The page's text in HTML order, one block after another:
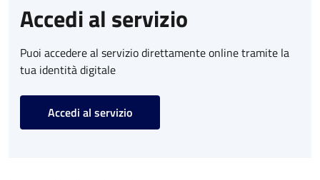
Accedi al servizio
Puoi accedere al servizio direttamente online tramite la
tua identità digitale
Accedi al servizio